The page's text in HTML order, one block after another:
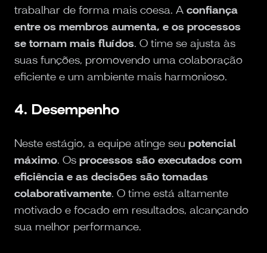
trabalhar de forma mais coesa. A confiança
entre os membros aumenta, e os processos
se tornam mais fluídos. O time se ajusta às
suas funções, promovendo uma colaboração
eficiente e um ambiente mais harmonioso.
4. Desempenho
Neste estágio, a equipe atinge seu potencial
máximo. Os processos são executados com
eficiência e as decisões são tomadas
colaborativamente. O time está altamente
motivado e focado em resultados, alcançando
sua melhor performance.